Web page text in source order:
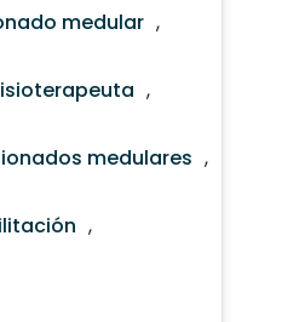
medular ,
,
medulares ,
,